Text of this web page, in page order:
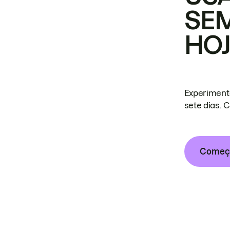
sete dias.